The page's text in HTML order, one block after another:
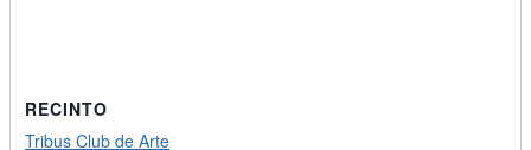
RECINTO
Tribus Club de Arte